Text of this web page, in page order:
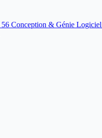
56 Conception & Génie Logiciel